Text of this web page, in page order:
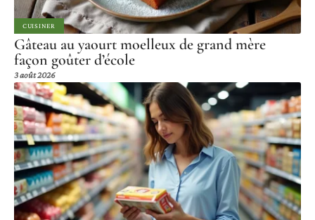
CUISINER
Gâteau au yaourt moelleux de grand mère
façon goûter d’école
3 août 2026